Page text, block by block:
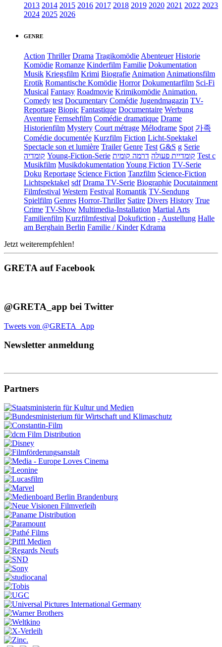
2013 2014 2015 2016 2017 2018 2019 2020 2021 2022 2023
2024 2025 2026
GENRE
Action Thriller Drama Tragikomödie Abenteuer Historie
Komödie Romanze Kinderfilm Familie Dokumentation
Musik Kriegsfilm Krimi Biografie Animation Animationsfilm
Erotik Romantische Komödie Horror Dokumentarfilm Sci-Fi
Musical Fantasy Roadmovie Krimikomödie Animation.
Comedy test Documentary Comédie Jugendmagazin TV-
Reportage Biopic Fantastique Documentaire Werbung
Aventure Fernsehfilm Comédie dramatique Drame
Historienfilm Mystery Court métrage Mélodrame Spot 가족
Comédie documentée Kurzfilm Fiction Licht-Spektakel
Spectacle son et lumière Trailer Genre Test G&S g Serie
קומדיה Young-Fiction-Serie קומדיית פעולה דרמה קומית
Test c
Musikfilm Musikdokumentation Young Fiction TV-Serie
Doku Reportage Science Fiction Tanzfilm Science-Fiction
Lichtspektakel sdf Drama TV-Serie Biographie Docutainment
Filmfestival Western Festival Romantik TV-Sendung
Spielfilm Genres Horror-Thriller Satire Divers History True
Crime TV-Show Multimedia-Installation Martial Arts
Familienfilm Kurzfilmfestival Dokufiction - Austellung Halle
am Berghain Berlin Familie / Kinder Kdrama
Jetzt weiterempfehlen!
GRETA auf Facebook
@GRETA_app bei Twitter
Tweets von @GRETA_App
Newsletter anmeldung
Partners